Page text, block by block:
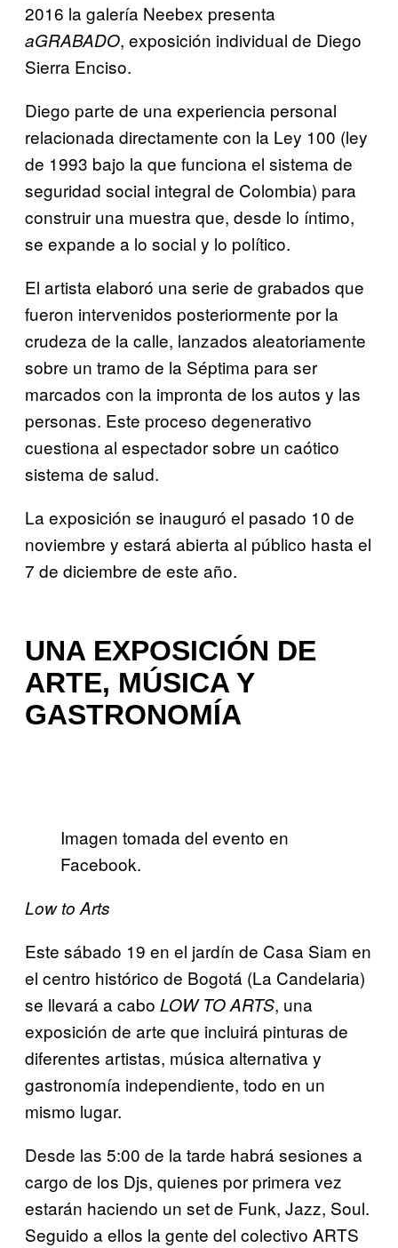
2016 la galería Neebex presenta
aGRABADO, exposición individual de Diego
Sierra Enciso.
Diego parte de una experiencia personal
relacionada directamente con la Ley 100 (ley
de 1993 bajo la que funciona el sistema de
seguridad social integral de Colombia) para
construir una muestra que, desde lo íntimo,
se expande a lo social y lo político.
El artista elaboró una serie de grabados que
fueron intervenidos posteriormente por la
crudeza de la calle, lanzados aleatoriamente
sobre un tramo de la Séptima para ser
marcados con la impronta de los autos y las
personas. Este proceso degenerativo
cuestiona al espectador sobre un caótico
sistema de salud.
La exposición se inauguró el pasado 10 de
noviembre y estará abierta al público hasta el
7 de diciembre de este año.
UNA EXPOSICIÓN DE
ARTE, MÚSICA Y
GASTRONOMÍA
Imagen tomada del evento en
Facebook.
Low to Arts
Este sábado 19 en el jardín de Casa Siam en
el centro histórico de Bogotá (La Candelaria)
se llevará a cabo LOW TO ARTS, una
exposición de arte que incluirá pinturas de
diferentes artistas, música alternativa y
gastronomía independiente, todo en un
mismo lugar.
Desde las 5:00 de la tarde habrá sesiones a
cargo de los Djs, quienes por primera vez
estarán haciendo un set de Funk, Jazz, Soul.
Seguido a ellos la gente del colectivo ARTS